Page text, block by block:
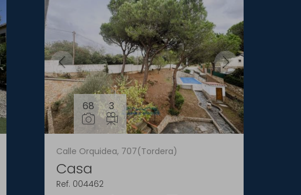
68 3
Calle Orquidea, 707(Tordera)
Casa
Ref. 004462